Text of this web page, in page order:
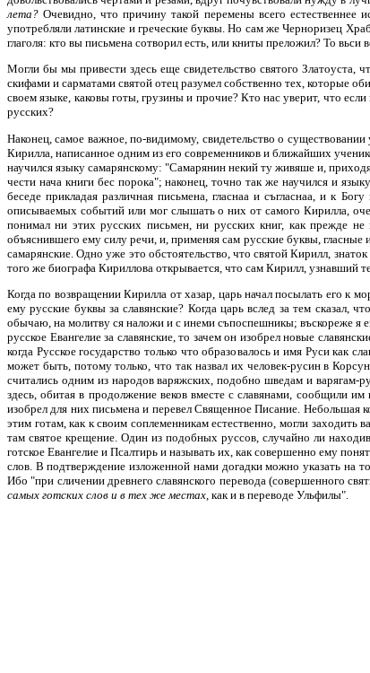
лета?Очевидно, что причину такой перемены всего естественнее
употребляли латинские и греческие буквы. Но сам же Черноризец
глаголя: кто вы письмена сотворил есть, или книты преложил? То
Могли бы мы привести здесь еще свидетельство святого
скифами и сарматами святой отец разумел собственно тех, которые
своем языке, каковы готы, грузины и прочие? Кто нас уверит, что
русских?
Наконец, самое важное, по-видимому, свидетельство о
Кирилла, написанное одним из его современников и ближайших
научился языку самарянскому: "Самарянин некий ту живяше и,
чести нача книги бес порока"; наконец, точно так же научился и
беседе прикладая различная письмена, гласнаа и съгласнаа, и к
описываемых событий или мог слышать о них от самого Кирилла,
понимал ни этих русских письмен, ни русских книг, как прежде
объяснившего ему силу речи, и, применяя сам русские буквы, гласные
самарянские. Одно уже это обстоятельство, что святой Кирилл,
того же биографа Кириллова открывается, что сам Кирилл, узнавший
Когда по возвращении Кирилла от хазар, царь начал посылать его к
ему русские буквы за славянские? Когда царь вслед за тем
обычаю, на молитву ся наложи и с инеми съпоспешникы; въскореже я
русское Евангелие за славянские, то зачем он изобрел новые
когда Русское государство только что образовалось и имя Руси как
может быть, потому только, что так назвал их человек-русин в
считались одним из народов варяжских, подобно шведам и
здесь, обитая в продолжение веков вместе с славянами, сообщили
изобрел для них письмена и перевел Священное Писание. Небольшая
этим готам, как к своим соплеменникам естественно, могли
там святое крещение. Один из подобных руссов, случайно ли
готское Евангелие и Псалтирь и называть их, как совершенно ему
слов. В подтверждение изложенной нами догадки можно указать на
Ибо "при сличении древнего славянского перевода (совершенного
самых готских слов и в тех же местах, как и в переводе Ульфилы".